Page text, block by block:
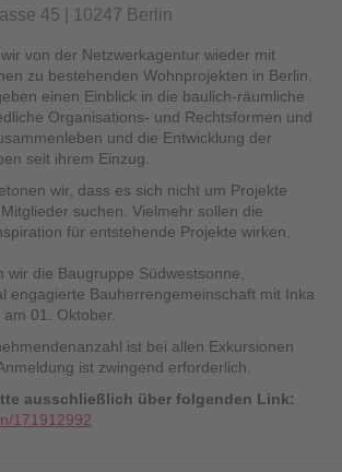
45 | 10247 Berlin
von der Netzwerkagentur wieder mit
zu bestehenden Wohnprojekten in Berlin.
einen Einblick in die baulich-räumliche
Organisations- und Rechtsformen und
und die Entwicklung der
seit ihrem Einzug.
wir, dass es sich nicht um Projekte
suchen. Vielmehr sollen die
für entstehende Projekte wirken.
wir die Baugruppe Südwestsonne,
engagierte Bauherrengemeinschaft mit Inka
01. Oktober.
ist bei allen Exkursionen
ist zwingend erforderlich.
ausschließlich über folgenden Link:
171912992